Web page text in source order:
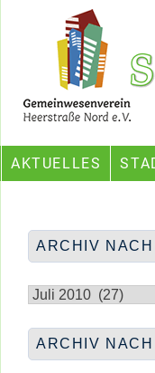
Ein Projekt des
AKTUELLES
ARCHIV NACH
nach
ARCHIV